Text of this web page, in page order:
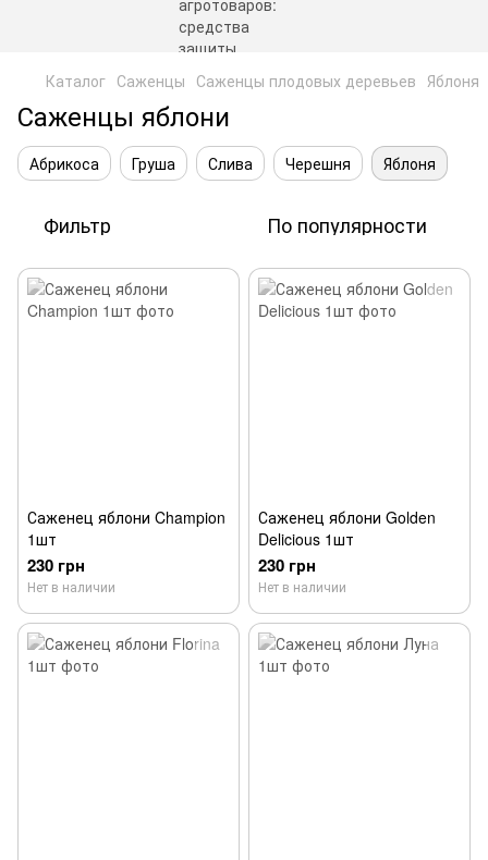
Каталог Саженцы Саженцы плодовых деревьев Яблоня
Саженцы яблони
Абрикоса Груша Слива Черешня Яблоня
Фильтр По популярности
Саженец яблони Champion
1шт
230 грн
Нет в наличии
Саженец яблони Golden
Delicious 1шт
230 грн
Нет в наличии